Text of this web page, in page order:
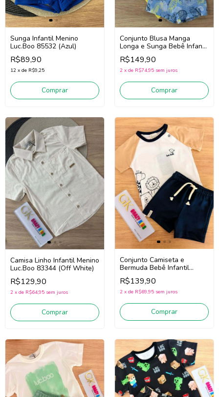
Sunga Infantil Menino
Luc.Boo 85532 (Azul)
R$89,90
12 x de R$9,25
Comprar
Conjunto Blusa Manga
Longa e Sunga Bebê Infantil
Menino Luc.Boo 85540
(Amarelo/Azul)
R$149,90
2 x de R$74,95 sem juros
Comprar
Camisa Linho Infantil Menino
Luc.Boo 83344 (Off White)
R$129,90
2 x de R$64,95 sem juros
Comprar
Conjunto Camiseta e
Bermuda Bebê Infantil
Menino Luc.boo 97204 (Off
White/Marinho)
R$139,90
2 x de R$69,95 sem juros
Comprar